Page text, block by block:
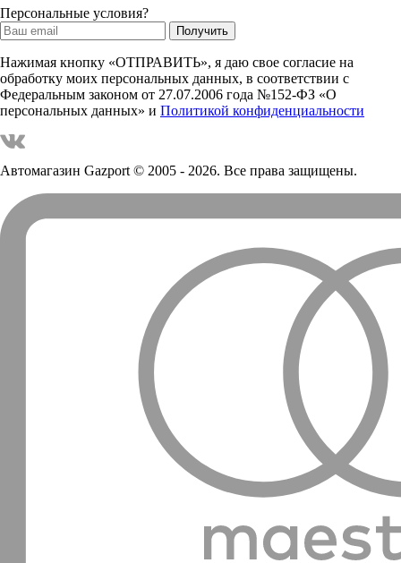
Персональные условия?
Нажимая кнопку «ОТПРАВИТЬ», я даю свое согласие на
обработку моих персональных данных, в соответствии с
Федеральным законом от 27.07.2006 года №152-ФЗ «О
персональных данных» и Политикой конфиденциальности
Автомагазин Gazport© 2005 - 2026. Все права защищены.